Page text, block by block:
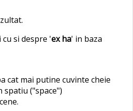
si despre 'ex ha' in baza
cat mai putine cuvinte cheie
("space")